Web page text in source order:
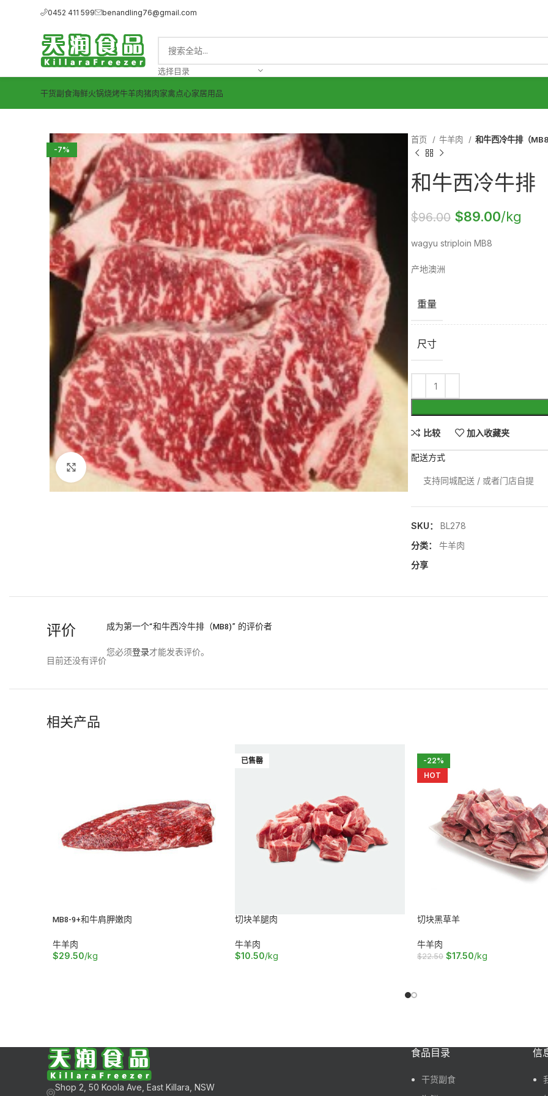
0452 411 599 benandling76@gmail.com
选择目录
干货副食海鲜火锅烧烤牛羊肉猪肉家禽点心家居用品
-7%
Click to enlarge
首页 牛羊肉 和牛西冷牛排（
和牛西冷牛排
$96.00 $89.00/kg
wagyu striploin MB8
产地澳洲
重量
尺寸
比较 加入收藏夹
配送方式
支持同城配送 / 或者门店自提
SKU： BL278
分类：
牛羊肉
分享
评价
目前还没有评价
成为第一个“和牛西冷牛排（MB8)” 的评价者
您必须登录才能发表评价。
相关产品
MB8-9+和牛肩胛嫩肉
牛羊肉
$29.50/kg
已售罄
切块羊腿肉
牛羊肉
$10.50/kg
-22%
HOT
切块黑草羊
牛羊肉
$22.50 $17.50/kg
Shop 2, 50 Koola Ave, East Killara, NSW
食品目录
干货副食
信